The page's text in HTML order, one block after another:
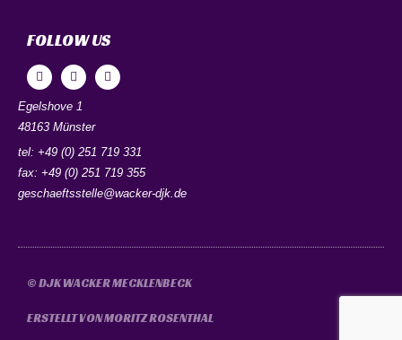
FOLLOW US
Egelshove 1
48163 Münster
tel: +49 (0) 251 719 331
fax: +49 (0) 251 719 355
geschaeftsstelle@wacker-djk.de
© DJK WACKER MECKLENBECK
ERSTELLT VON MORITZ​​ ROSENTHAL